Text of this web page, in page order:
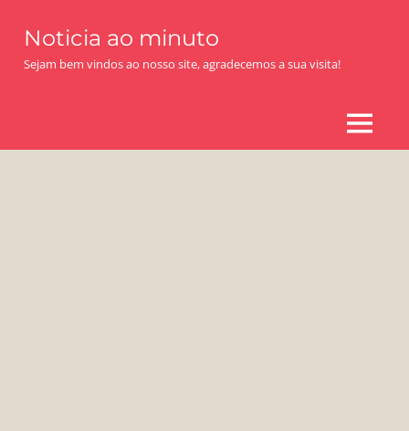
content
Noticia ao minuto
Sejam bem vindos ao nosso site, agradecemos a sua visita!
MENU